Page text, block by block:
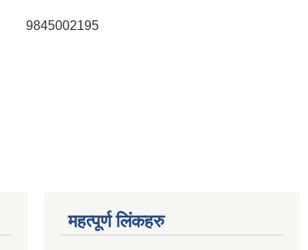
9845002195
महत्पूर्ण लिंकहरु